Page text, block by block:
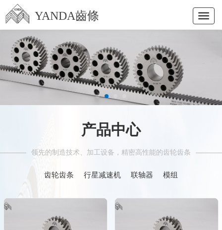
YANDA齒條
产品中心
领先的制造技术、加工设备，精密高性能的齿轮齿条
齿轮齿条 行星减速机 联轴器 模组